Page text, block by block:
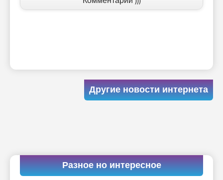
Другие новости интернета
Разное но интересное